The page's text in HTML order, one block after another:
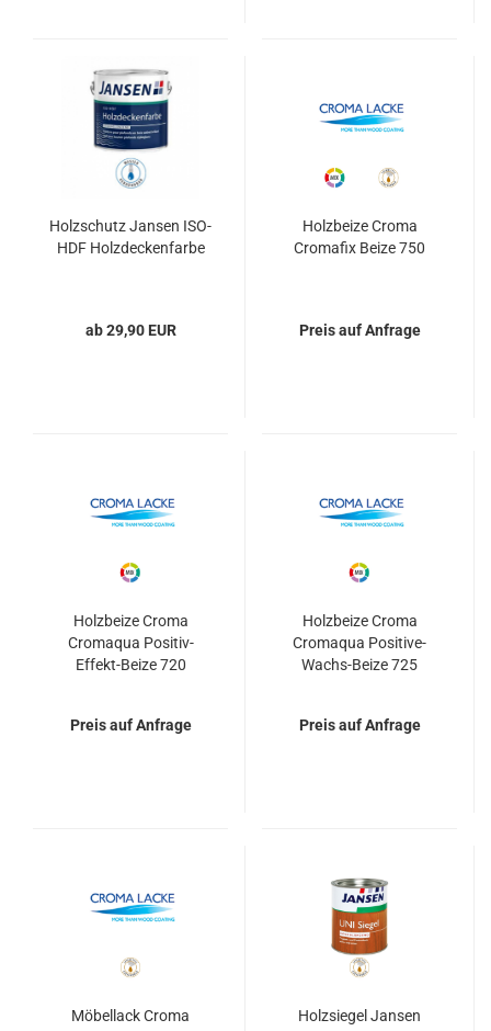
Holzschutz Jansen ISO-
HDF Holzdeckenfarbe
ab 29,90 EUR
Holzbeize Croma
Cromafix Beize 750
Preis auf Anfrage
Holzbeize Croma
Cromaqua Positiv-
Effekt-Beize 720
Preis auf Anfrage
Holzbeize Croma
Cromaqua Positive-
Wachs-Beize 725
Preis auf Anfrage
Möbellack Croma
Holzsiegel Jansen